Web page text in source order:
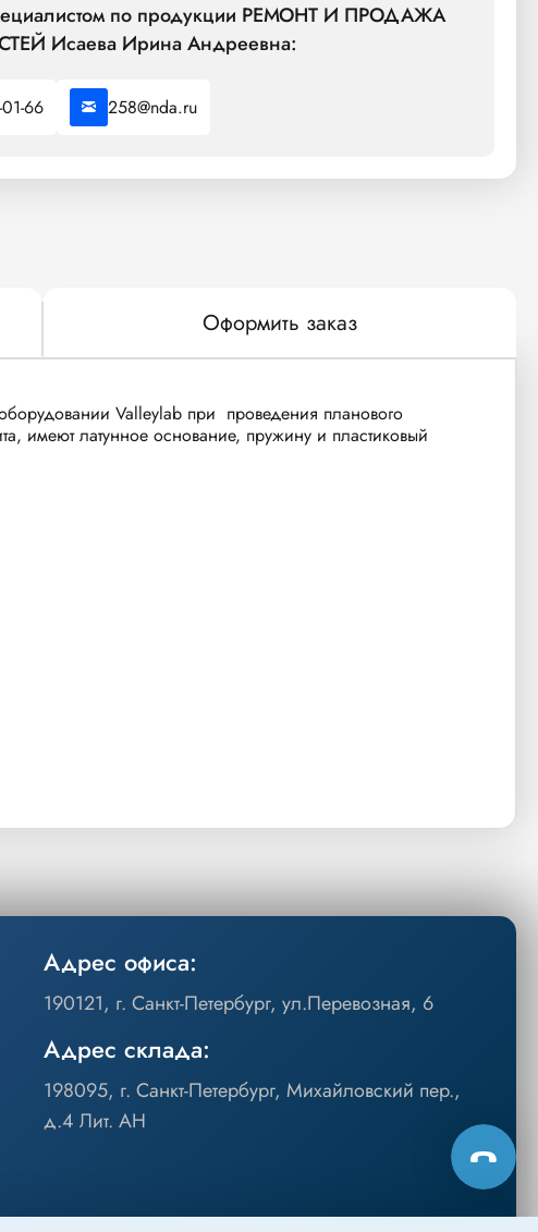
по продукции РЕМОНТ И ПРОДАЖА
Исаева Ирина Андреевна:
66 258@nda.ru
Оформить заказ
Valleylab при проведения планового
имеют латунное основание, пружину и пластиковый
Адрес офиса:
190121, г. Санкт-Петербург, ул.Перевозная, 6
Адрес склада:
198095, г. Санкт-Петербург, Михайловский пер.,
д.4 Лит. АН